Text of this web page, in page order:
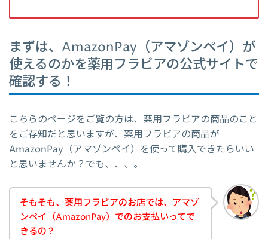
まずは、AmazonPay（アマゾンペイ）が
使えるのかを薬用フラビアの公式サイトで
確認する！
こちらのページをご覧の方は、薬用フラビアの商品のこと
をご存知だと思いますが、薬用フラビアの商品が
AmazonPay（アマゾンペイ）を使って購入できたらいい
と思いませんか？でも、、、。
そもそも、薬用フラビアのお店では、アマゾ
ンペイ（AmazonPay）でのお支払いってで
きるの？